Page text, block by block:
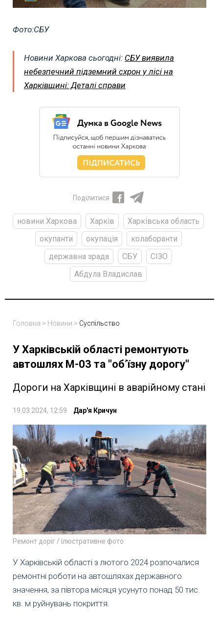
Фото:СБУ
Новини Харкова сьогодні: СБУ виявила
небезпечний підземний схрон у лісі на
Харківщині: Деталі справи
Поділитися
новини Харкова Харків
Харківська область
окупанти
окупація
колаборанти
державна зрада
СБУ
СІЗО
Абдула Владислав
Головна > Новини > Суспільство
У Харківській області ремонтують
автошлях М-03 та "об’їзну дорогу"
Дороги на Харківщині в аварійному стані
19.03.2024, 12:59 Дар'я Кричун
Ремонт доріг / ілюстративне фото
У Харківській області з лютого 2024 розпочалися
ремонтні роботи на автошляхах державного
значення, за півтора місяця усунуто понад 50 тис.
кв. м руйнувань покриття.